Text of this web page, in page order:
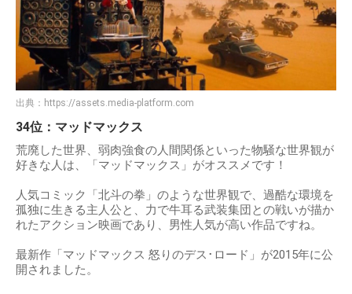
出典： https://assets.media-platform.com
34位：マッドマックス
荒廃した世界、弱肉強食の人間関係といった物騒な世界観が
好きな人は、「マッドマックス」がオススメです！
人気コミック「北斗の拳」のような世界観で、過酷な環境を
孤独に生きる主人公と、力で牛耳る武装集団との戦いが描か
れたアクション映画であり、男性人気が高い作品ですね。
最新作「マッドマックス 怒りのデス･ロード」が2015年に公
開されました。